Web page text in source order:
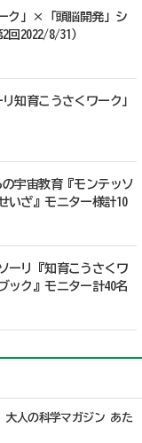
ク」×「頭脳開発」シ
回2022/8/31）
知育こうさくワーク」
の宇宙教育『モンテッソ
ざ』モニター様計10
ーリ『知育こうさくワ
ック』モニター計40名
大人の科学マガジン あた